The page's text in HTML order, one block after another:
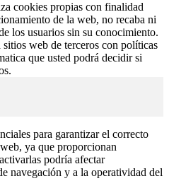
cookies propias con finalidad
de la web, no recaba ni
los usuarios sin su conocimiento.
web de terceros con políticas
que usted podrá decidir si
para garantizar el correcto
ya que proporcionan
podría afectar
navegación y a la operatividad del